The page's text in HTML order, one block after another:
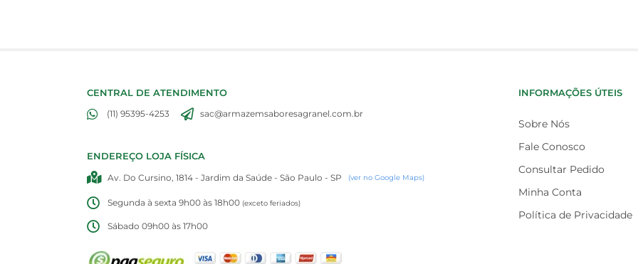
CENTRAL DE ATENDIMENTO
(11) 95395-4253 sac@armazemsaboresagranel.com.br
ENDEREÇO LOJA FÍSICA
Av. Do Cursino, 1814 - Jardim da Saúde - São Paulo - SP (ver no Google Maps)
Segunda à sexta 9h00 às 18h00 (exceto feriados)
Sábado 09h00 às 17h00
INFORMAÇÕES ÚTEIS
Sobre Nós
Fale Conosco
Consultar Pedido
Minha Conta
Política de Privacidade